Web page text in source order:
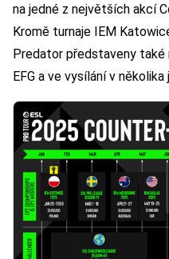
na jedné z největších akcí
Kromě turnaje IEM
Predator představeny
EFG a ve vysílání v několika